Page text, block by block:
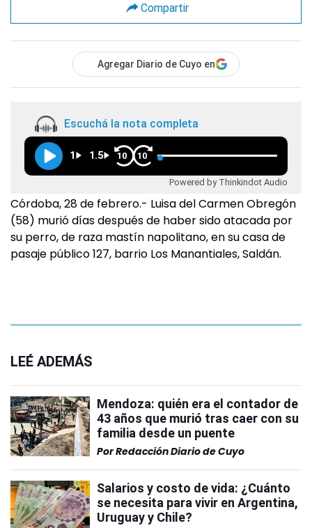
Compartir
Agregar Diario de Cuyo en
Escuchá la nota completa
1 1.5 10 10
Powered by Thinkindot Audio
Córdoba, 28 de febrero.- Luisa del Carmen Obregón
(58) murió días después de haber sido atacada por
su perro, de raza mastín napolitano, en su casa de
pasaje público 127, barrio Los Manantiales, Saldán.
LEÉ ADEMÁS
Mendoza: quién era el contador de
43 años que murió tras caer con su
familia desde un puente
PorRedacción Diario de Cuyo
Salarios y costo de vida: ¿Cuánto
se necesita para vivir en Argentina,
Uruguay y Chile?